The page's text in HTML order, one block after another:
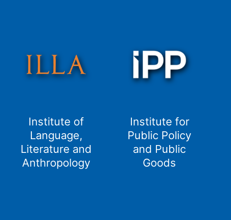
Institute of
Language,
Literature and
Anthropology
Institute for
Public Policy
and Public
Goods